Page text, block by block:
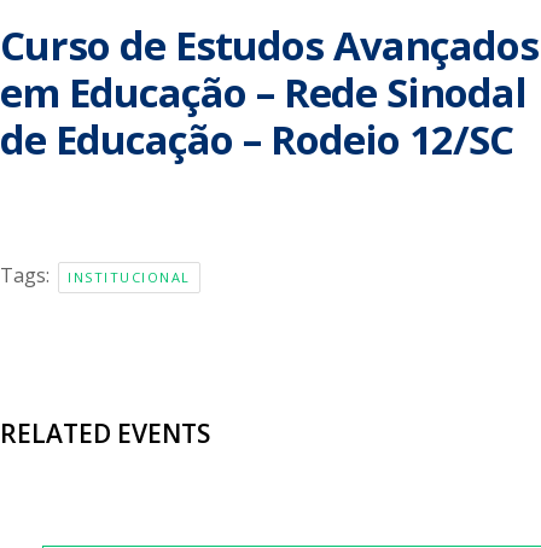
Curso de Estudos Avançados
em Educação – Rede Sinodal
de Educação – Rodeio 12/SC
Tags: INSTITUCIONAL
RELATED EVENTS